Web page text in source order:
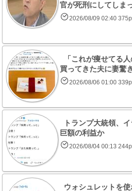
官が死刑にしてしま
2026/08/09 02:40
「これが痩せてる
買ってきた夫に妻
2026/08/06 01:00
トランプ大統領、
巨額の利益か
2026/08/04 00:13
ウォシュレットを